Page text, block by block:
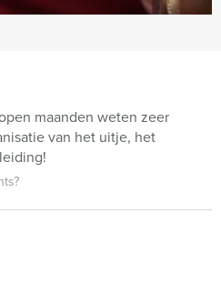
maanden weten zeer
van het uitje, het